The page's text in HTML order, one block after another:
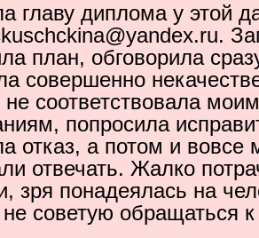
главу диплома у этой
.
план, обговорила
совершенно
не соответствовала моим
попросила
отказ, а потом и вовсе
отвечать. Жалко
зря понадеялась на
советую обращаться